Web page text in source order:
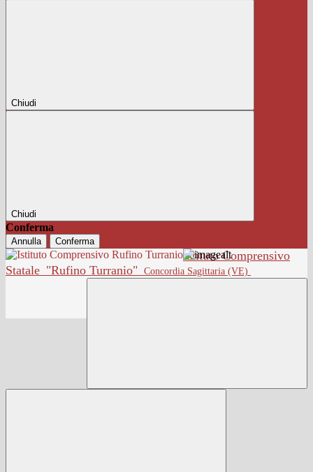
Chiudi
Chiudi
Conferma
Annulla Conferma
Istituto Comprensivo
Statale "Rufino Turranio" Concordia Sagittaria (VE)